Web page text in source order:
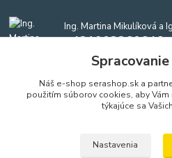
Ing. Martina Mikulíková a
+421903360646
(Po-Pia, 8-16 hod.)
akvaria@akvaria.sk
Náš e-shop serashop.sk a
použitím súborov cookies, aby
týkajúce sa
Nastavenia